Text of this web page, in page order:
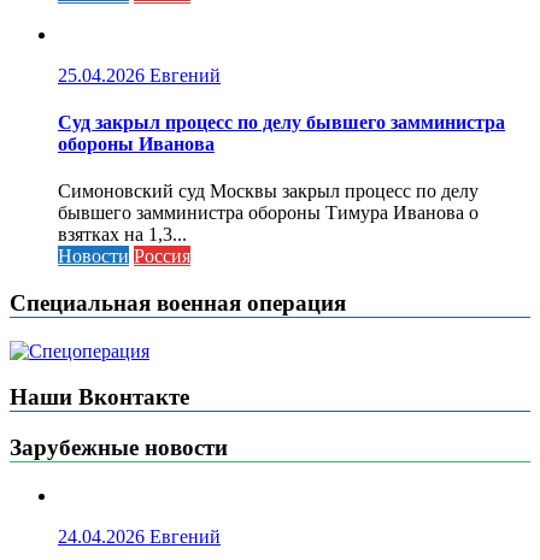
25.04.2026 Евгений
Cуд закрыл процесс по делу бывшего замминистра
обороны Иванова
Симоновский суд Москвы закрыл процесс по делу
бывшего замминистра обороны Тимура Иванова о
взятках на 1,3...
Новости Россия
Специальная военная операция
Наши Вконтакте
Зарубежные новости
24.04.2026 Евгений